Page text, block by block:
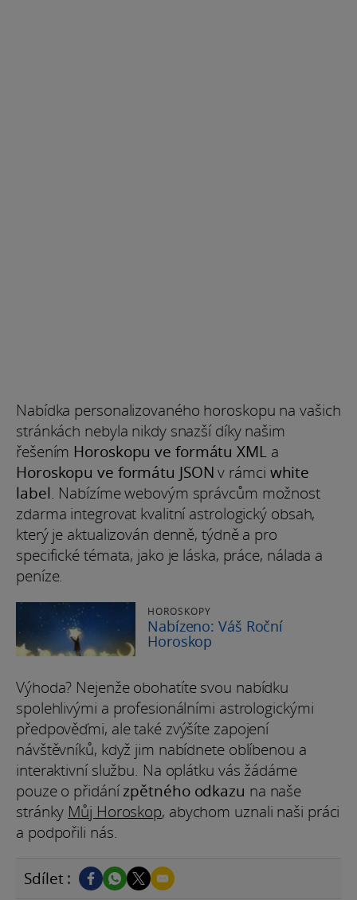
Nabídka personalizovaného horoskopu na vašich
stránkách nebyla nikdy snazší díky našim
řešením Horoskopu ve formátu XMLa
Horoskopu ve formátu JSONv rámci white
label. Nabízíme webovým správcům možnost
zdarma integrovat kvalitní astrologický obsah,
který je aktualizován denně, týdně a pro
specifické témata, jako je láska, práce, nálada a
peníze.
HOROSKOPY
Nabízeno: Váš Roční
Horoskop
Výhoda? Nejenže obohatíte svou nabídku
spolehlivými a profesionálními astrologickými
předpověďmi, ale také zvýšíte zapojení
návštěvníků, když jim nabídnete oblíbenou a
interaktivní službu. Na oplátku vás žádáme
pouze o přidánízpětného odkazu na naše
stránky Můj Horoskop, abychom uznali naši práci
a podpořili nás.
Sdílet :